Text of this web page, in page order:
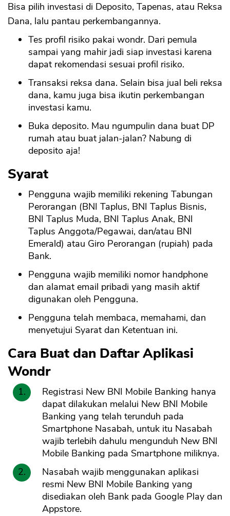
Bisa pilih investasi di Deposito, Tapenas, atau Reksa
Dana, lalu pantau perkembangannya.
Tes profil risiko pakai wondr. Dari pemula
sampai yang mahir jadi siap investasi karena
dapat rekomendasi sesuai profil risiko.
Transaksi reksa dana. Selain bisa jual beli reksa
dana, kamu juga bisa ikutin perkembangan
investasi kamu.
Buka deposito. Mau ngumpulin dana buat DP
rumah atau buat jalan-jalan? Nabung di
deposito aja!
Syarat
Pengguna wajib memiliki rekening Tabungan
Perorangan (BNI Taplus, BNI Taplus Bisnis,
BNI Taplus Muda, BNI Taplus Anak, BNI
Taplus Anggota/Pegawai, dan/atau BNI
Emerald) atau Giro Perorangan (rupiah) pada
Bank.
Pengguna wajib memiliki nomor handphone
dan alamat email pribadi yang masih aktif
digunakan oleh Pengguna.
Pengguna telah membaca, memahami, dan
menyetujui Syarat dan Ketentuan ini.
Cara Buat dan Daftar Aplikasi
Wondr
Registrasi New BNI Mobile Banking hanya
dapat dilakukan melalui New BNI Mobile
Banking yang telah terunduh pada
Smartphone Nasabah, untuk itu Nasabah
wajib terlebih dahulu mengunduh New BNI
Mobile Banking pada Smartphone miliknya.
Nasabah wajib menggunakan aplikasi
resmi New BNI Mobile Banking yang
disediakan oleh Bank pada Google Play dan
Appstore.